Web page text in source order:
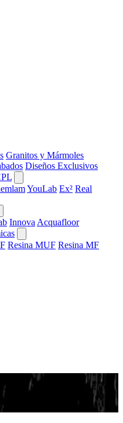
Granitos y Mármoles
Diseños Exclusivos
YouLab Ex² Real
Innova Acquafloor
Resina MUF Resina MF